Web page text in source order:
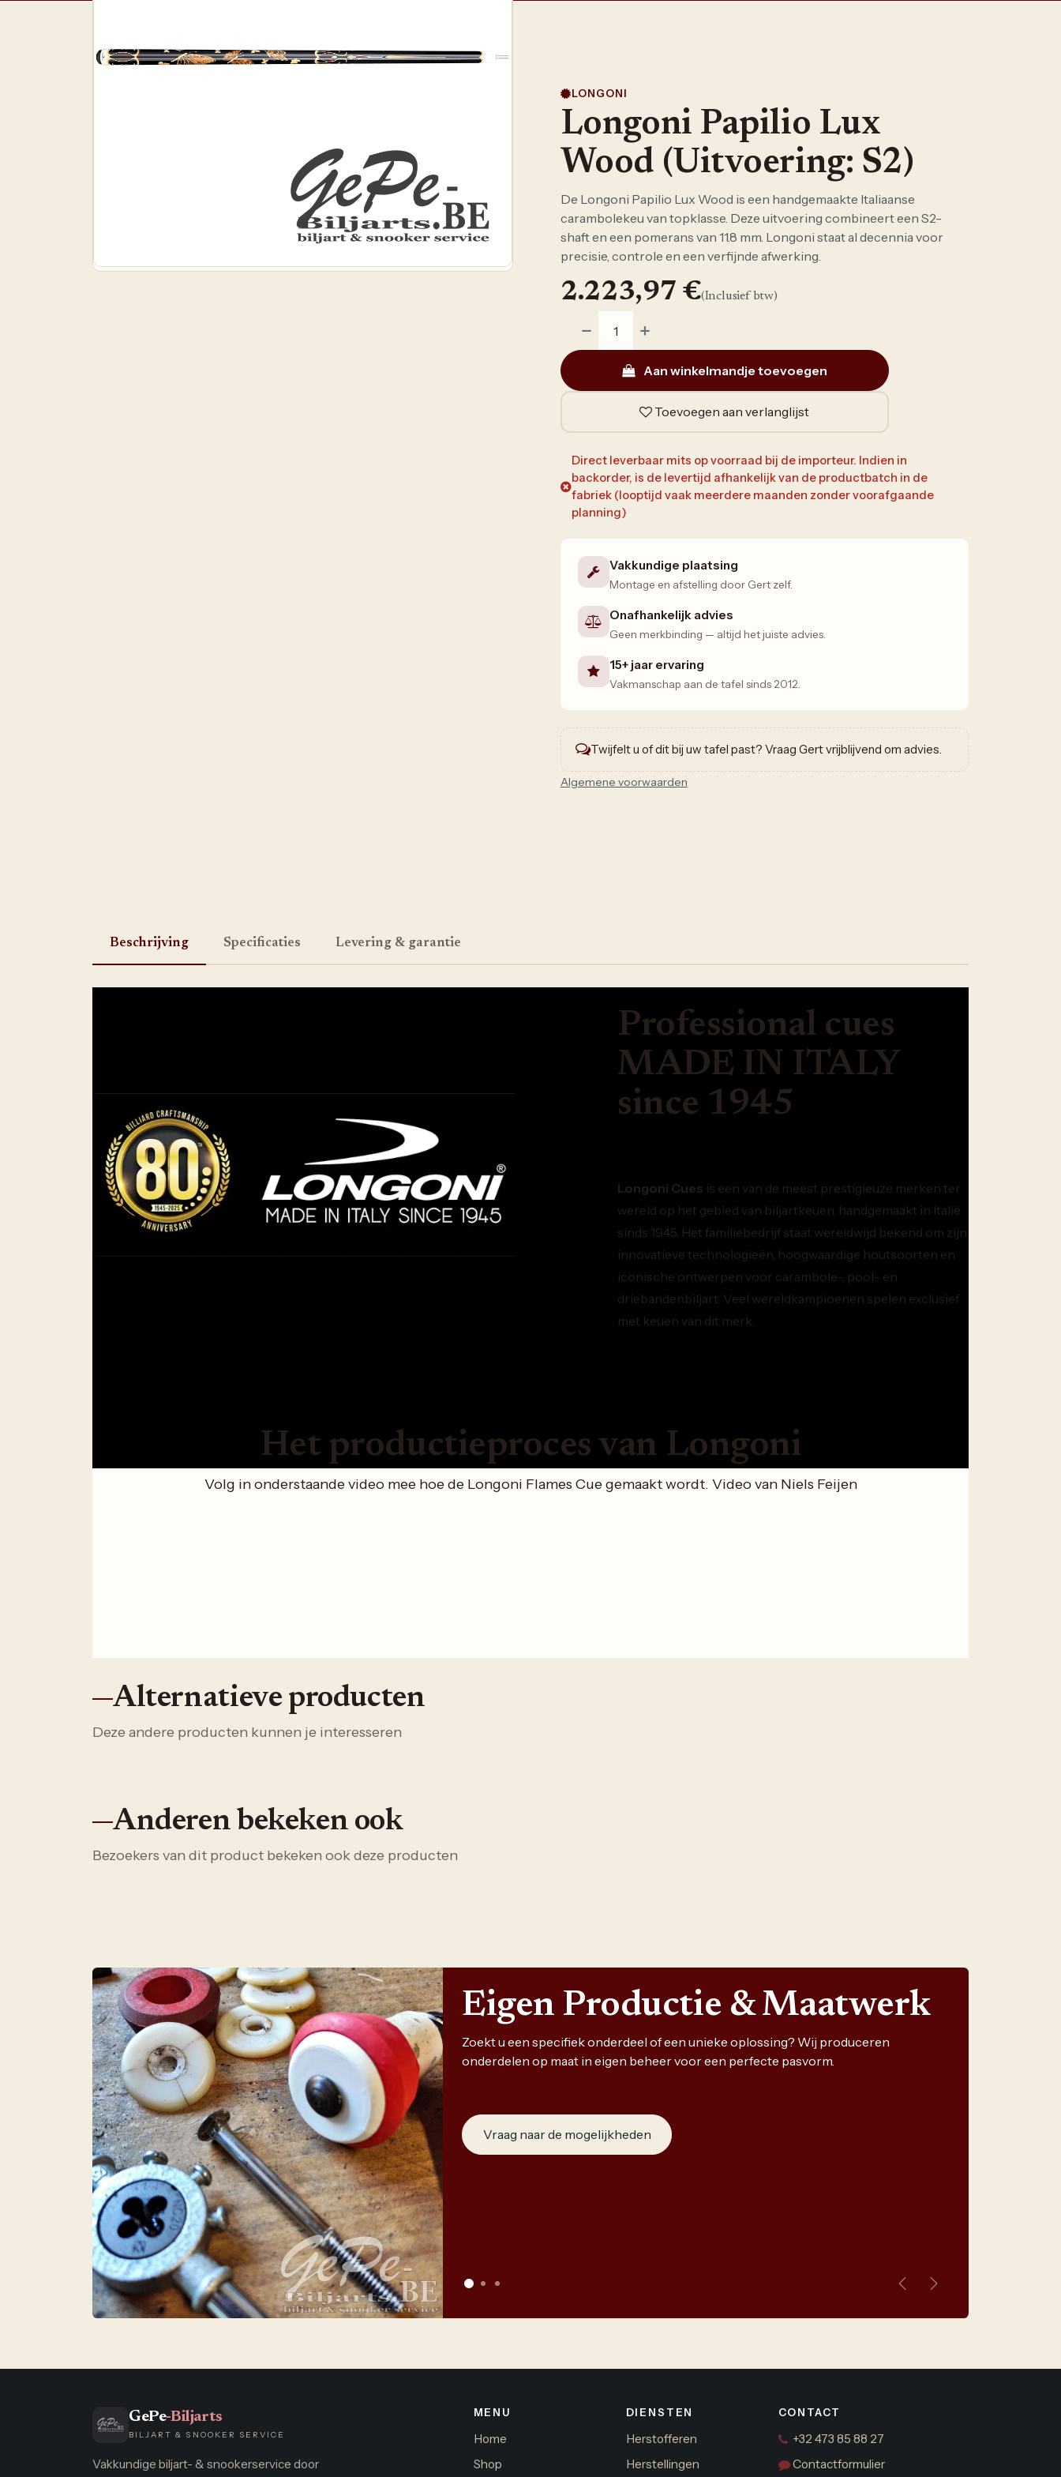
LONGONI
Longoni Papilio Lux
Wood (Uitvoering: S2)
De Longoni Papilio Lux Wood is een handgemaakte Italiaanse
carambolekeu van topklasse. Deze uitvoering combineert een S2-
shaft en een pomerans van 11.8 mm. Longoni staat al decennia voor
precisie, controle en een verfijnde afwerking.
Aan winkelmandje toevoegen
Toevoegen aan verlanglijst
2.223,97 €(Inclusief btw)
Direct leverbaar mits op voorraad bij de importeur. Indien in
backorder, is de levertijd afhankelijk van de productbatch in de
fabriek (looptijd vaak meerdere maanden zonder voorafgaande
planning)
Vakkundige plaatsing
Montage en afstelling door Gert zelf.
Onafhankelijk advies
Geen merkbinding — altijd het juiste advies.
15+ jaar ervaring
Vakmanschap aan de tafel sinds 2012.
Twijfelt u of dit bij uw tafel past? Vraag Gert vrijblijvend om advies.
Algemene voorwaarden
Beschrijving Specificaties Levering & garantie
Professional cues
MADE IN ITALY
since 1945
Longoni Cues is een van de meest prestigieuze merken ter
wereld op het gebied van biljartkeuen, handgemaakt in Italië
sinds 1945. Het familiebedrijf staat wereldwijd bekend om zijn
innovatieve technologieën, hoogwaardige houtsoorten en
iconische ontwerpen voor carambole-, pool- en
driebandenbiljart. Veel wereldkampioenen spelen exclusief
met keuen van dit merk.
Het productieproces van Longoni
Volg in onderstaande video mee hoe de Longoni Flames Cue gemaakt wordt. Video van Niels Feijen
Alternatieve producten
Deze andere producten kunnen je interesseren
Anderen bekeken ook
Bezoekers van dit product bekeken ook deze producten
Eigen Productie & Maatwerk
Zoekt u een specifiek onderdeel of een unieke oplossing? Wij produceren
onderdelen op maat in eigen beheer voor een perfecte pasvorm.
Vraag naar de mogelijkheden
VorigeVolgende
GePe-Biljarts
BILJART & SNOOKER SERVICE
Vakkundige biljart- & snookerservice door
MENU
Home
Shop
DIENSTEN
Herstofferen
Herstellingen
CONTACT
+32 473 85 88 27
Contactformulier